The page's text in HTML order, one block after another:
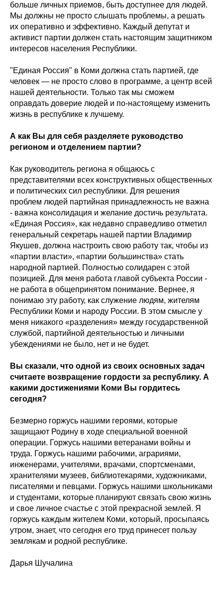
больше личных приемов, быть доступнее для людей.
Мы должны не просто слышать проблемы, а решать
их оперативно и эффективно. Каждый депутат и
активист партии должен стать настоящим защитником
интересов населения Республики.
"Единая Россия" в Коми должна стать партией, где
человек — не просто слово в программе, а центр всей
нашей деятельности. Только так мы сможем
оправдать доверие людей и по-настоящему изменить
жизнь в республике к лучшему.
А как Вы для себя разделяете руководство
регионом и отделением партии?
Как руководитель региона я общаюсь с
представителями всех конструктивных общественных
и политических сил республики. Для решения
проблем людей партийная принадлежность не важна
- важна консолидация и желание достичь результата.
«Единая Россия», как недавно справедливо отметил
генеральный секретарь нашей партии Владимир
Якушев, должна настроить свою работу так, чтобы из
«партии власти», «партии большинства» стать
народной партией. Полностью солидарен с этой
позицией. Для меня работа главой субъекта России -
не работа в общепринятом понимание. Вернее, я
понимаю эту работу, как служение людям, жителям
Республики Коми и народу России. В этом смысле у
меня никакого «разделения» между государственной
службой, партийной деятельностью и личными
убеждениями не было, нет и не будет.
Вы сказали, что одной из своих основных задач
считаете возвращение гордости за республику. А
какими достижениями Коми Вы гордитесь
сегодня?
Безмерно горжусь нашими героями, которые
защищают Родину в ходе специальной военной
операции. Горжусь нашими ветеранами войны и
труда. Горжусь нашими рабочими, аграриями,
инженерами, учителями, врачами, спортсменами,
хранителями музеев, библиотекарями, художниками,
писателями и певцами. Горжусь нашими школьниками
и студентами, которые планируют связать свою жизнь
и свое личное счастье с этой прекрасной землей. Я
горжусь каждым жителем Коми, который, просыпаясь
утром, знает, что сегодня его труд принесет пользу
землякам и родной республике.
Дарья Шучалина